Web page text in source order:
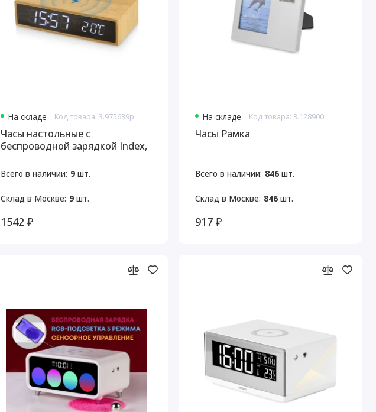
На складе Код товара: 3.975639p
Часы настольные с
беспроводной зарядкой Index,
Всего в наличии: 9шт.
Склад в Москве: 9шт.
1542 ₽
На складе Код товара: 3.128900
Часы Рамка
Всего в наличии: 846шт.
Склад в Москве: 846шт.
917 ₽